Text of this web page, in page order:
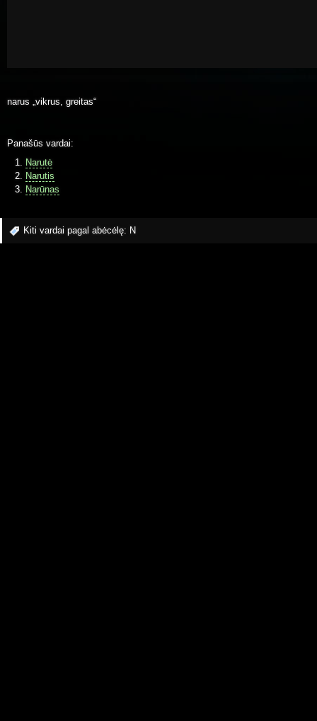
narus „vikrus, greitas“
Panašūs vardai:
Narutė
Narutis
Narūnas
Kiti vardai pagal abėcėlę: N